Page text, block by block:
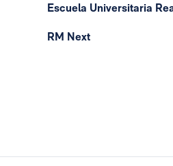
Escuela Universitaria
RM Next